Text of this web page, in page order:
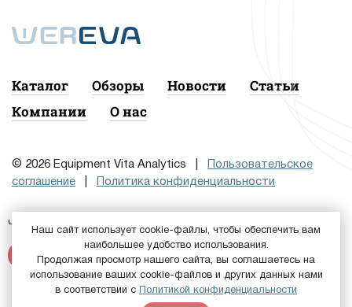
Каталог Обзоры Новости
Статьи
Компании
О нас
© 2026 Equipment Vita Analytics |
Пользовательское
соглашение
Политика конфиденциальности
Чтобы подписаться на рассылку, сначала Войдите или
Зарегистрируйтесь
Наш сайт использует cookie-файлы, чтобы обеспечить вам
наибольшее удобство использования.
Продолжая просмотр нашего сайта, вы соглашаетесь на
использование ваших cookie-файлов и других данных нами
в соответствии с
Политикой конфиденциальности